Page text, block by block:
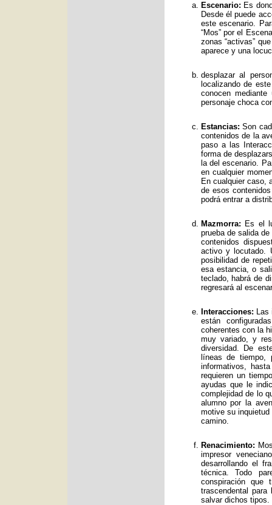
Escenario: Es
Desde él puede
este escenario.
“Mos” por el
zonas “activas”
aparece y una
desplazar al
localizando de
conocen
personaje choca
Estancias: Son
contenidos de la
paso a las
forma de
la del escenario.
en cualquier
En cualquier caso,
de esos
podrá entrar a
Mazmorra: Es el
prueba de salida
contenidos
activo y locutado.
posibilidad de
esa estancia, o
teclado, habrá de
regresará al
Interacciones: Las
están
coherentes con la
muy variado, y
diversidad. De
líneas de tiempo,
informativos,
requieren un
ayudas que le
complejidad de lo
alumno por la
motive su
camino.
Renacimiento:
impresor
desarrollando el
técnica. Todo
conspiración
trascendental
salvar dichos tipos.